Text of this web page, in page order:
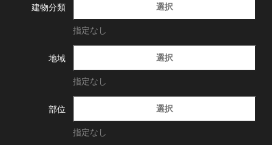
建物分類 選択
指定なし
地域 選択
指定なし
部位 選択
指定なし